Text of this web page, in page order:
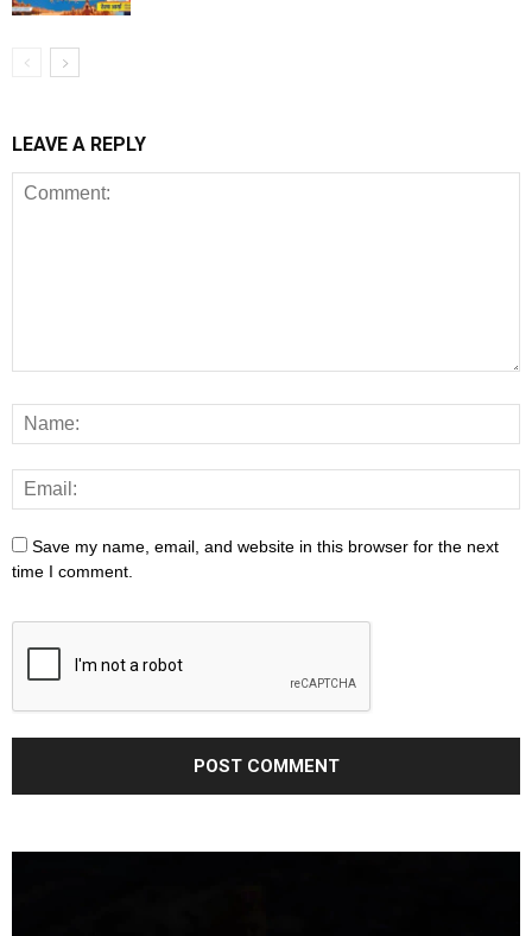
LEAVE A REPLY
Save my name, email, and website in this browser for the next
time I comment.